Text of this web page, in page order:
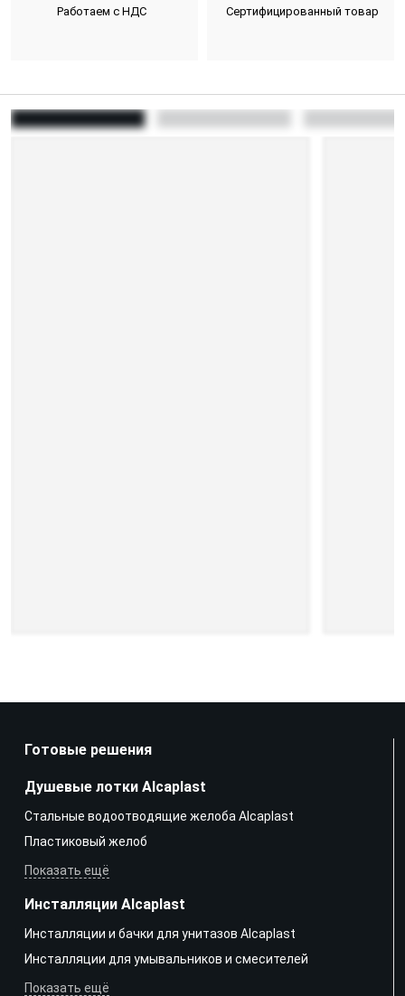
Работаем с НДС Сертифицированный товар
Готовые решения
Душевые лотки Alcaplast
Стальные водоотводящие желоба Alcaplast
Пластиковый желоб
Показать ещё
Инсталляции Alcaplast
Инсталляции и бачки для унитазов Alcaplast
Инсталляции для умывальников и смесителей
Показать ещё